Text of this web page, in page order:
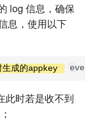
log 信息，确保
息，使用以下
成的appkey
此时若是收不到